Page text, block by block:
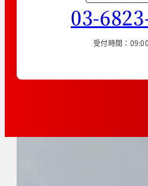
03-
受付時間：